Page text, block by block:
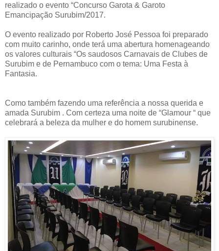
realizado o evento “Concurso Garota & Garoto
Emancipação Surubim/2017.
O evento realizado por Roberto José Pessoa foi preparado
com muito carinho, onde terá uma abertura homenageando
os valores culturais “Os saudosos Carnavais de Clubes de
Surubim e de Pernambuco com o tema: Uma Festa à
Fantasia.
Como também fazendo uma referência a nossa querida e
amada Surubim . Com certeza uma noite de “Glamour “ que
celebrará a beleza da mulher e do homem surubinense.